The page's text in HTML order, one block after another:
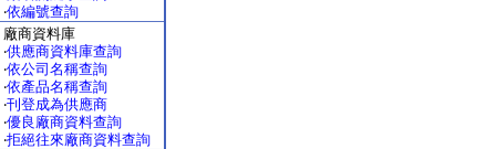
‧依編號查詢
廠商資料庫
‧供應商資料庫查詢
‧依公司名稱查詢
‧依產品名稱查詢
‧刊登成為供應商
‧優良廠商資料查詢
‧拒絕往來廠商資料查詢